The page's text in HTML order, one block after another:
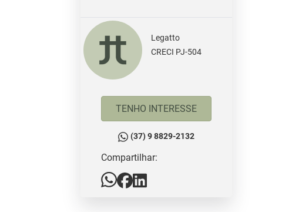
Legatto
CRECI PJ-504
TENHO INTERESSE
(37) 9 8829-2132
Compartilhar: